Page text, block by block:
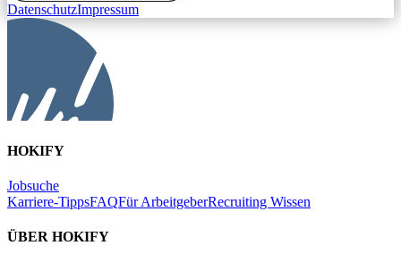
DatenschutzImpressum
HOKIFY
Jobsuche
Karriere-TippsFAQFür ArbeitgeberRecruiting Wissen
ÜBER HOKIFY